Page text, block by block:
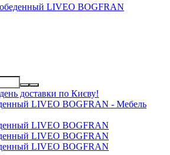
LIVEO BOGFRAN
доставки по Києву!